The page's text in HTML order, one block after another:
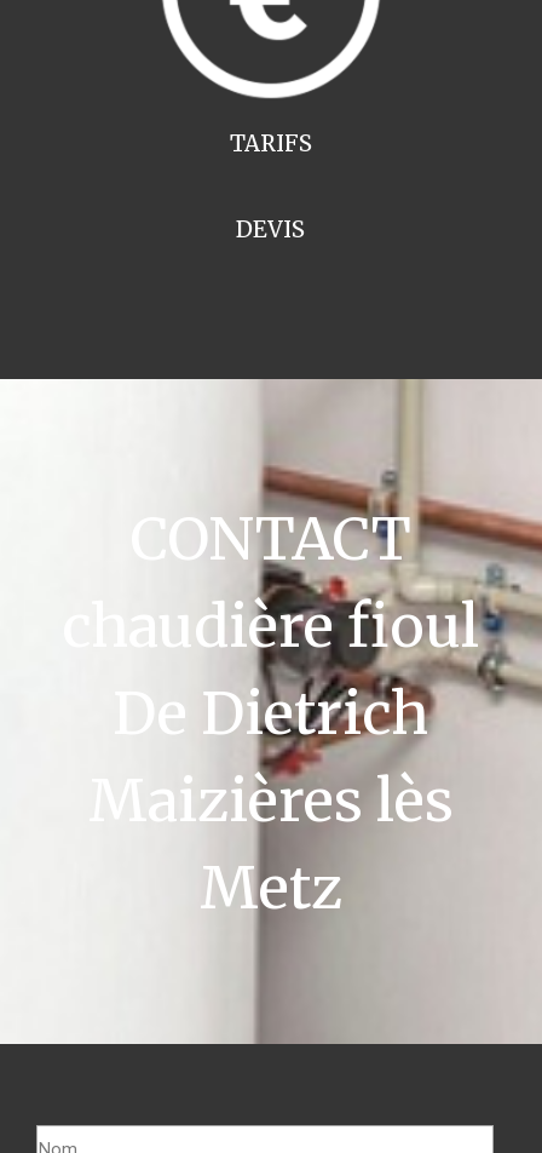
TARIFS
DEVIS
CONTACT
chaudière fioul
De Dietrich
Maizières lès
Metz